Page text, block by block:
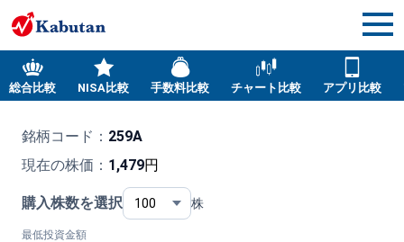
総合比較 NISA比較 手数料比較 チャート比較 アプリ比較
銘柄コード： 259A
現在の株価： 1,479円
購入株数を選択 株
最低投資金額